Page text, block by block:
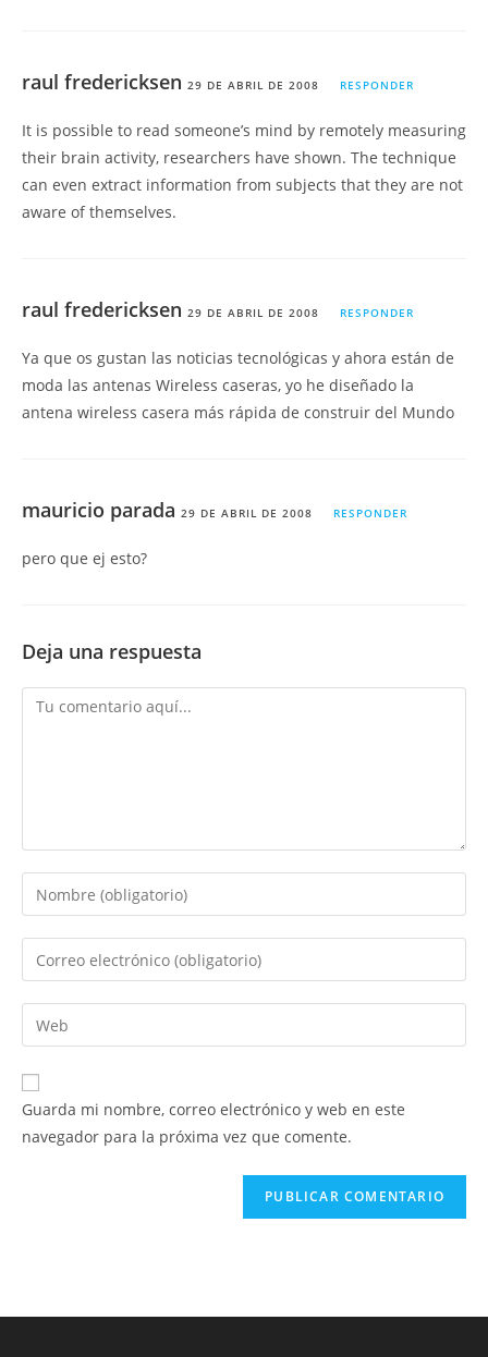
raul fredericksen 29 DE ABRIL DE 2008 RESPONDER
It is possible to read someone’s mind by remotely measuring
their brain activity, researchers have shown. The technique
can even extract information from subjects that they are not
aware of themselves.
raul fredericksen 29 DE ABRIL DE 2008 RESPONDER
Ya que os gustan las noticias tecnológicas y ahora están de
moda las antenas Wireless caseras, yo he diseñado la
antena wireless casera más rápida de construir del Mundo
mauricio parada 29 DE ABRIL DE 2008 RESPONDER
pero que ej esto?
Deja una respuesta
Comentario
Introduce
tu
nombre
de
usuario
para
comentar
Introduce
tu
dirección
de
electrónico
para
comentar
Introduce
la
URL
de
Guarda mi nombre, correo electrónico y web en este
navegador para la próxima vez que comente.